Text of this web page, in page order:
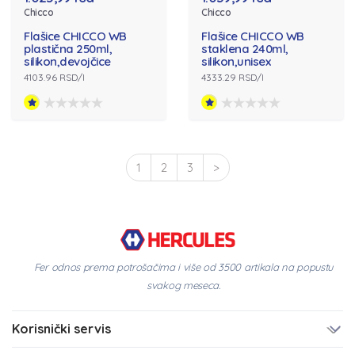
Chicco
Flašice CHICCO WB
plastična 250ml,
silikon,devojčice
4103.96 RSD/l
Chicco
Flašice CHICCO WB
staklena 240ml,
silikon,unisex
4333.29 RSD/l
1 2 3 >
Fer odnos prema potrošačima i više od 3500 artikala na popustu
svakog meseca.
Korisnički servis